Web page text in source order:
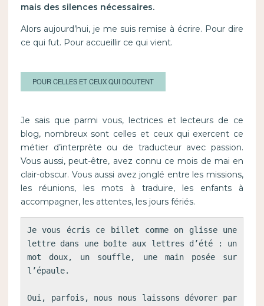
mais des silences nécessaires.
Alors aujourd’hui, je me suis remise à écrire. Pour dire
ce qui fut. Pour accueillir ce qui vient.
POUR CELLES ET CEUX QUI DOUTENT
Je sais que parmi vous, lectrices et lecteurs de ce
blog, nombreux sont celles et ceux qui exercent ce
métier d’interprète ou de traducteur avec passion.
Vous aussi, peut-être, avez connu ce mois de mai en
clair-obscur. Vous aussi avez jonglé entre les missions,
les réunions, les mots à traduire, les enfants à
accompagner, les attentes, les jours fériés.
Je vous écris ce billet comme on glisse une
lettre dans une boîte aux lettres d’été : un
mot doux, un souffle, une main posée sur
l’épaule.
Oui, parfois, nous nous laissons dévorer par